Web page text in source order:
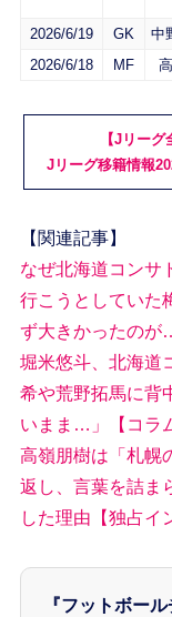
2026/6/19
GK 中
2026/6/18
MF
【Jリー
Jリーグ移籍情報
【関連記事】
なぜ北海道コンサ
行こうとしていた
ず大きかったのが
堀米悠斗、北海道
希や荒野拓馬に背
いまま…」【コラ
高嶺朋樹は「札幌
返し、言葉を詰ま
した理由【独占イ
『フットボー